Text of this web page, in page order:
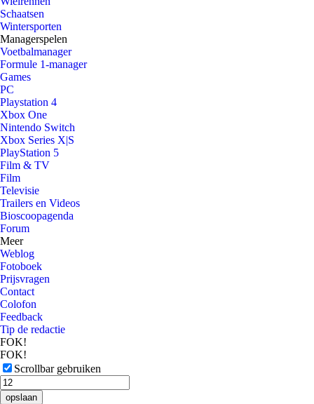
Schaatsen
Wintersporten
Managerspelen
Voetbalmanager
Formule 1-manager
Games
PC
Playstation 4
Xbox One
Nintendo Switch
Xbox Series X|S
PlayStation 5
Film & TV
Film
Televisie
Trailers en Videos
Bioscoopagenda
Forum
Meer
Weblog
Fotoboek
Prijsvragen
Contact
Colofon
Feedback
Tip de redactie
FOK!
FOK!
Scrollbar gebruiken
opslaan